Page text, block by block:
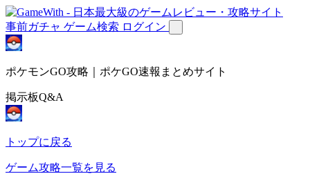
事前ガチャ ゲーム検索 ログイン
ポケモンGO攻略｜ポケGO速報まとめサイト
掲示板Q&A
トップに戻る
ゲーム攻略一覧を見る